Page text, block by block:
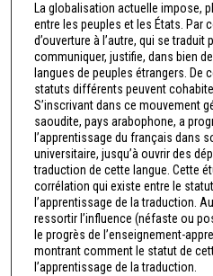
La globalisation actuelle impose,
entre les peuples et les États. Par
d’ouverture à l’autre, qui se traduit
communiquer, justifie, dans bien
langues de peuples étrangers. De
statuts différents peuvent
S’inscrivant dans ce mouvement
saoudite, pays arabophone, a
l’apprentissage du français dans
universitaire, jusqu’à ouvrir des
traduction de cette langue. Cette
corrélation qui existe entre le
l’apprentissage de la traduction.
ressortir l’influence (néfaste ou
le progrès de l’enseignement-
montrant comment le statut de
l’apprentissage de la traduction.